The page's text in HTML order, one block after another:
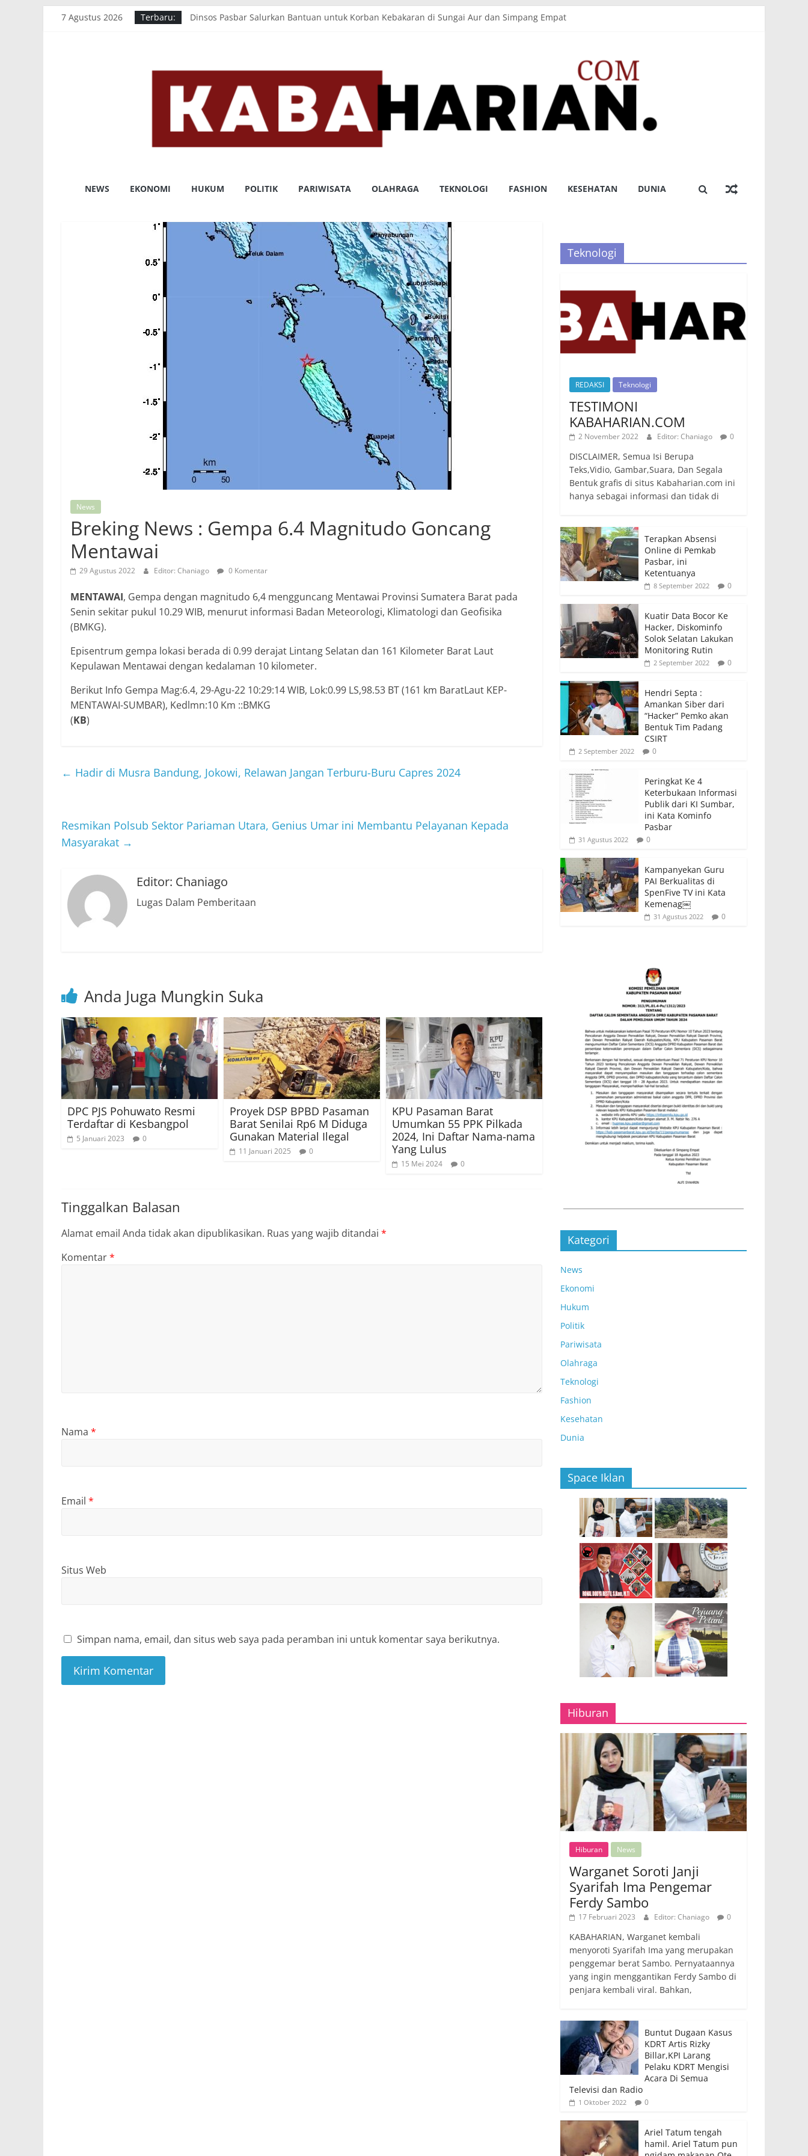
7 Agustus 2026 Terbaru:
Dorong Percepatan Pembagunan, Pemkab Pasaman Barat Bersama DPRD Sahkan Ranperda APBD
Dinsos Pasbar Salurkan Bantuan untuk Korban Kebakaran di Sungai Aur dan Simpang Empat
Cetak Prestasi Tingkat Sumbar, Kontingen Shorinji Kempo Kabupaten Pasaman Barat Sabet Dua Emas
KABAHARIAN.COM
NEWS EKONOMI HUKUM POLITIK PARIWISATA OLAHRAGA TEKNOLOGI FASHION KESEHATAN DUNIA
News
Breking News : Gempa 6.4 Magnitudo Goncang
Mentawai
29 Agustus 2022 Editor: Chaniago 0 Komentar
MENTAWAI, Gempa dengan magnitudo 6,4 mengguncang Mentawai Provinsi Sumatera Barat pada
Senin sekitar pukul 10.29 WIB, menurut informasi Badan Meteorologi, Klimatologi dan Geofisika
(BMKG).
Episentrum gempa lokasi berada di 0.99 derajat Lintang Selatan dan 161 Kilometer Barat Laut
Kepulawan Mentawai dengan kedalaman 10 kilometer.
Berikut Info Gempa Mag:6.4, 29-Agu-22 10:29:14 WIB, Lok:0.99 LS,98.53 BT (161 km BaratLaut KEP-
MENTAWAI-SUMBAR), Kedlmn:10 Km ::BMKG
(KB)
← Hadir di Musra Bandung, Jokowi, Relawan Jangan Terburu-Buru Capres 2024
Resmikan Polsub Sektor Pariaman Utara, Genius Umar ini Membantu Pelayanan Kepada
Masyarakat →
Editor: Chaniago
Lugas Dalam Pemberitaan
Anda Juga Mungkin Suka
DPC PJS Pohuwato Resmi
Terdaftar di Kesbangpol
5 Januari 2023 0
Proyek DSP BPBD Pasaman
Barat Senilai Rp6 M Diduga
Gunakan Material Ilegal
11 Januari 2025 0
KPU Pasaman Barat
Umumkan 55 PPK Pilkada
2024, Ini Daftar Nama-nama
Yang Lulus
15 Mei 2024 0
Tinggalkan Balasan
Alamat email Anda tidak akan dipublikasikan. Ruas yang wajib ditandai *
Komentar*
Nama *
Email *
Situs Web
Simpan nama, email, dan situs web saya pada peramban ini untuk komentar saya berikutnya.
Teknologi
REDAKSI Teknologi
TESTIMONI
KABAHARIAN.COM
2 November 2022 Editor: Chaniago 0
DISCLAIMER, Semua Isi Berupa
Teks,Vidio, Gambar,Suara, Dan Segala
Bentuk grafis di situs Kabaharian.com ini
hanya sebagai informasi dan tidak di
Terapkan Absensi
Online di Pemkab
Pasbar, ini
Ketentuanya
8 September 2022 0
Kuatir Data Bocor Ke
Hacker, Diskominfo
Solok Selatan Lakukan
Monitoring Rutin
2 September 2022 0
Hendri Septa :
Amankan Siber dari
“Hacker” Pemko akan
Bentuk Tim Padang
CSIRT
2 September 2022 0
Peringkat Ke 4
Keterbukaan Informasi
Publik dari KI Sumbar,
ini Kata Kominfo
Pasbar
31 Agustus 2022 0
Kampanyekan Guru
PAI Berkualitas di
SpenFive TV ini Kata
Kemenag￼
31 Agustus 2022 0
Kategori
News
Ekonomi
Hukum
Politik
Pariwisata
Olahraga
Teknologi
Fashion
Kesehatan
Dunia
Space Iklan
Hiburan
Hiburan News
Warganet Soroti Janji
Syarifah Ima Pengemar
Ferdy Sambo
17 Februari 2023 Editor: Chaniago 0
KABAHARIAN, Warganet kembali
menyoroti Syarifah Ima yang merupakan
penggemar berat Sambo. Pernyataannya
yang ingin menggantikan Ferdy Sambo di
penjara kembali viral. Bahkan,
Buntut Dugaan Kasus
KDRT Artis Rizky
Billar,KPI Larang
Pelaku KDRT Mengisi
Acara Di Semua
Televisi dan Radio
1 Oktober 2022 0
Ariel Tatum tengah
hamil. Ariel Tatum pun